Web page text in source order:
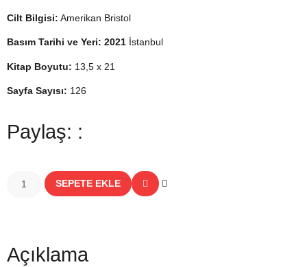
Cilt Bilgisi: Amerikan Bristol
Basım Tarihi ve Yeri: 2021 İstanbul
Kitap Boyutu: 13,5 x 21
Sayfa Sayısı: 126
Paylaş: :
SEPETE EKLE
Açıklama